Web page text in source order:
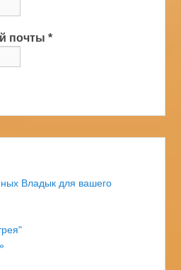
почты*
Владык для вашего